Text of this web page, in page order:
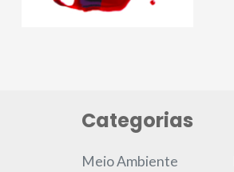
Categorias
Meio Ambiente